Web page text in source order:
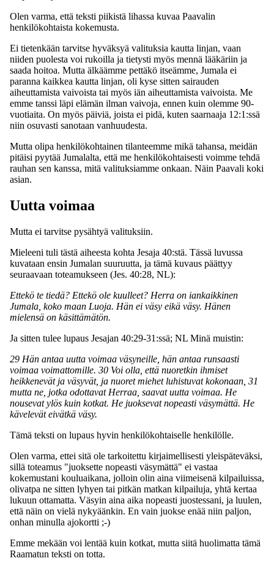
Olen varma, että teksti piikistä lihassa kuvaa Paavalin
henkilökohtaista kokemusta.
Ei tietenkään tarvitse hyväksyä valituksia kautta linjan, vaan
niiden puolesta voi rukoilla ja tietysti myös mennä lääkäriin ja
saada hoitoa. Mutta älkäämme pettäkö itseämme, Jumala ei
paranna kaikkea kautta linjan, oli kyse sitten sairauden
aiheuttamista vaivoista tai myös iän aiheuttamista vaivoista. Me
emme tanssi läpi elämän ilman vaivoja, ennen kuin olemme 90-
vuotiaita. On myös päiviä, joista ei pidä, kuten saarnaaja 12:1:ssä
niin osuvasti sanotaan vanhuudesta.
Mutta olipa henkilökohtainen tilanteemme mikä tahansa, meidän
pitäisi pyytää Jumalalta, että me henkilökohtaisesti voimme tehdä
rauhan sen kanssa, mitä valituksiamme onkaan. Näin Paavali koki
asian.
Uutta voimaa
Mutta ei tarvitse pysähtyä valituksiin.
Mieleeni tuli tästä aiheesta kohta Jesaja 40:stä. Tässä luvussa
kuvataan ensin Jumalan suuruutta, ja tämä kuvaus päättyy
seuraavaan toteamukseen (Jes. 40:28, NL):
Ettekö te tiedä? Ettekö ole kuulleet? Herra on iankaikkinen
Jumala, koko maan Luoja. Hän ei väsy eikä väsy. Hänen
mielensä on käsittämätön.
Ja sitten tulee lupaus Jesajan 40:29-31:ssä; NL Minä muistin:
29 Hän antaa uutta voimaa väsyneille, hän antaa runsaasti
voimaa voimattomille. 30 Voi olla, että nuoretkin ihmiset
heikkenevät ja väsyvät, ja nuoret miehet luhistuvat kokonaan, 31
mutta ne, jotka odottavat Herraa, saavat uutta voimaa. He
nousevat ylös kuin kotkat. He juoksevat nopeasti väsymättä. He
kävelevät eivätkä väsy.
Tämä teksti on lupaus hyvin henkilökohtaiselle henkilölle.
Olen varma, ettei sitä ole tarkoitettu kirjaimellisesti yleispäteväksi,
sillä toteamus "juoksette nopeasti väsymättä" ei vastaa
kokemustani kouluaikana, jolloin olin aina viimeisenä kilpailuissa,
olivatpa ne sitten lyhyen tai pitkän matkan kilpailuja, yhtä kertaa
lukuun ottamatta. Väsyin aina aika nopeasti juostessani, ja luulen,
että näin on vielä nykyäänkin. En vain juokse enää niin paljon,
onhan minulla ajokortti ;-)
Emme mekään voi lentää kuin kotkat, mutta siitä huolimatta tämä
Raamatun teksti on totta.